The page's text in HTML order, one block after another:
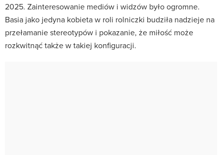
2025. Zainteresowanie mediów i widzów było ogromne.
Basia jako jedyna kobieta w roli rolniczki budziła nadzieje na
przełamanie stereotypów i pokazanie, że miłość może
rozkwitnąć także w takiej konfiguracji.